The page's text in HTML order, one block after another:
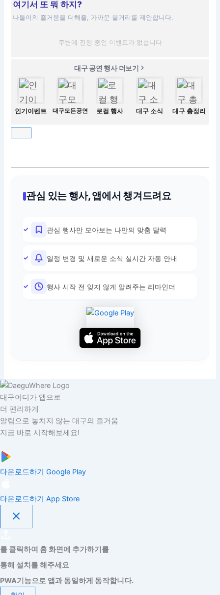
여기서 또 뭐 하지?
나들이의 즐거움을 더해줄, 가까운 볼거리를 제안합니다.
주변에 진행 중인 이벤트가 없습니다
대구 공연 행사 더보기
인기이벤트 대구모든공연 로컬 행사 대구 소식 대구 총정리
관심 있는 행사, 앱에서 챙겨드려요
관심 행사만 모아보는 나만의 맞춤 달력
일정 변경 및 새로운 소식 실시간 자동 안내
행사 시작 전 잊지 않게 알려주는 리마인더
대구어디가 앱으로
더 편리하게
알림으로 놓치지 않는 대구의 즐거움
지금 바로 시작해보세요!
다운로드하기 Google Play
다운로드하기 App Store
를 클릭하여 홈 화면에 추가하기를
통해 설치를 해주세요
PWA기능으로 앱과 동일하게 동작합니다.